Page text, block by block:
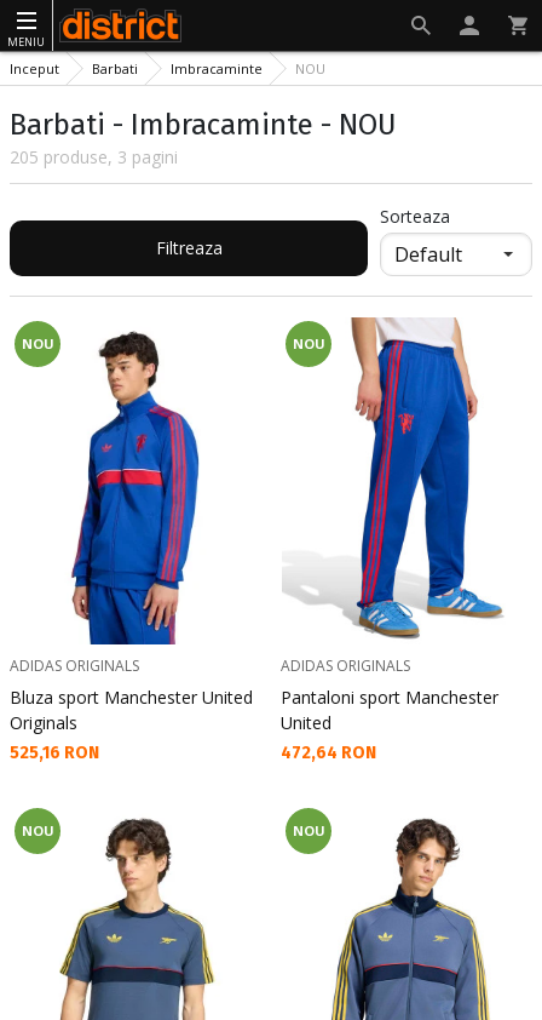
MENIU
Inceput Barbati Imbracaminte NOU
Barbati - Imbracaminte - NOU
205 produse, 3 pagini
Filtreaza
Sorteaza
NOU
ADIDAS ORIGINALS
Bluza sport Manchester United
Originals
Текуща цена:
525,16 RON
NOU
ADIDAS ORIGINALS
Pantaloni sport Manchester
United
Текуща цена:
472,64 RON
NOU NOU